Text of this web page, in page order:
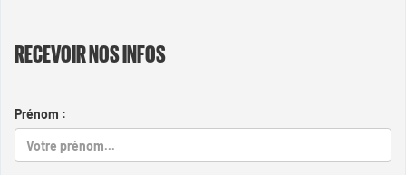
RECEVOIR NOS INFOS
Prénom :